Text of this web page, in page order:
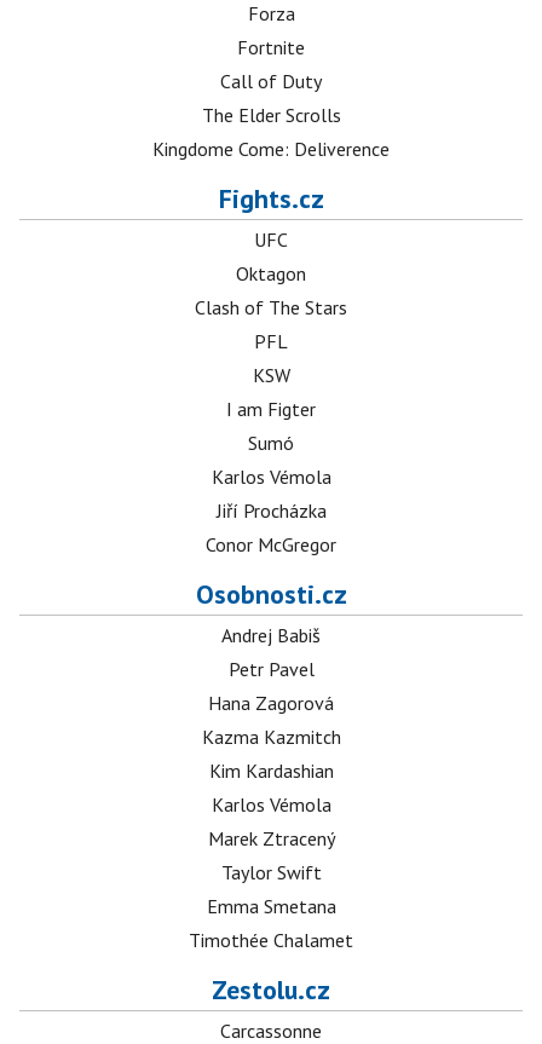
Forza
Fortnite
Call of Duty
The Elder Scrolls
Kingdome Come: Deliverence
Fights.cz
UFC
Oktagon
Clash of The Stars
PFL
KSW
I am Figter
Sumó
Karlos Vémola
Jiří Procházka
Conor McGregor
Osobnosti.cz
Andrej Babiš
Petr Pavel
Hana Zagorová
Kazma Kazmitch
Kim Kardashian
Karlos Vémola
Marek Ztracený
Taylor Swift
Emma Smetana
Timothée Chalamet
Zestolu.cz
Carcassonne